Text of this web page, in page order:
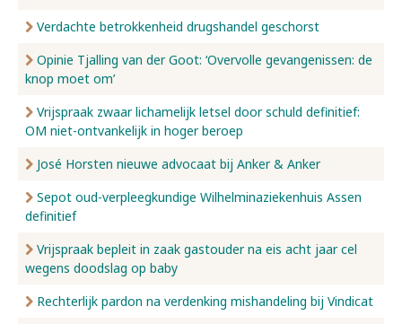
Verdachte betrokkenheid drugshandel geschorst
Opinie Tjalling van der Goot: ‘Overvolle gevangenissen: de
knop moet om’
Vrijspraak zwaar lichamelijk letsel door schuld definitief:
OM niet-ontvankelijk in hoger beroep
José Horsten nieuwe advocaat bij Anker & Anker
Sepot oud-verpleegkundige Wilhelminaziekenhuis Assen
definitief
Vrijspraak bepleit in zaak gastouder na eis acht jaar cel
wegens doodslag op baby
Rechterlijk pardon na verdenking mishandeling bij Vindicat